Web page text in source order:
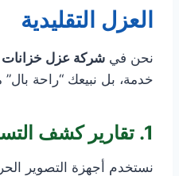
العزل التقليدية
نحن في شركة عزل خزانات
خدمة، بل نبيعك “راحة
1. تقارير كشف التسربات الرقمية
نستخدم أجهزة التصوير